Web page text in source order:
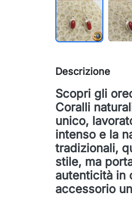
Descrizione
Scopri gli
Coralli
unico,
intenso e la
tradizionali,
stile, ma
autenticità in
accessorio